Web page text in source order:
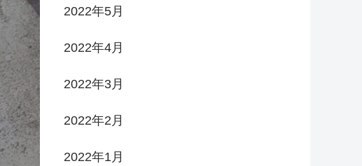
2022年5月
2022年4月
2022年3月
2022年2月
2022年1月